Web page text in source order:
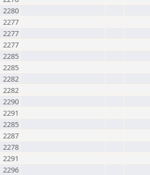
2280
2277
2277
2277
2285
2285
2282
2282
2290
2291
2285
2287
2278
2291
2296